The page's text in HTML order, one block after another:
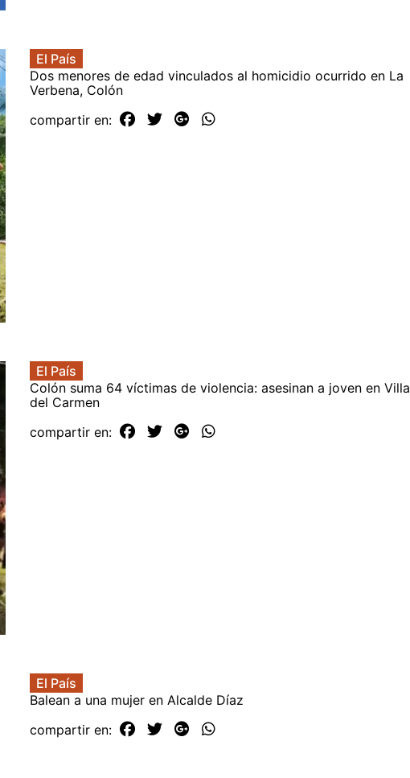
El País
Dos menores de edad vinculados al homicidio ocurrido en La
Verbena, Colón
compartir en:
El País
Colón suma 64 víctimas de violencia: asesinan a joven en Villa
del Carmen
compartir en:
El País
Balean a una mujer en Alcalde Díaz
compartir en: